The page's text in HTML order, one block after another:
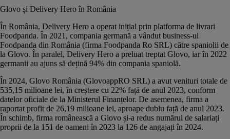
Glovo și Delivery Hero în România
În România, Delivery Hero a operat inițial prin platforma de livrari
Foodpanda. În 2021, compania germană a vândut business-ul
Foodpanda din România (firma Foodpanda Ro SRL) către spaniolii de
la Glovo. În paralel, Delivery Hero a preluat treptat Glovo, iar în 2022
germanii au ajuns să dețină 94% din compania spaniolă.
În 2024, Glovo România (GlovoappRO SRL) a avut venituri totale de
535,15 milioane lei, în creștere cu 22% față de anul 2023, conform
datelor oficiale de la Ministerul Finanțelor. De asemenea, firma a
raportat profit de 26,19 milioane lei, aproape dublu față de anul 2023.
În schimb, firma românească a Glovo și-a redus numărul de salariați
proprii de la 151 de oameni în 2023 la 126 de angajați în 2024.